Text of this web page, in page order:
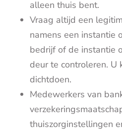
alleen thuis bent.
Vraag altijd een
namens een instantie
bedrijf of de instantie
deur te controleren. U
dichtdoen.
Medewerkers van
thuiszorginstellingen